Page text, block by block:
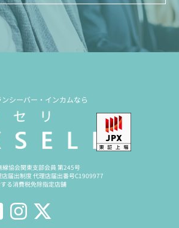
シーバー・インカムなら
線協会関東支部会員 第245号
届出制度 代理店届出番号C1909977
る消費税免除指定店舗